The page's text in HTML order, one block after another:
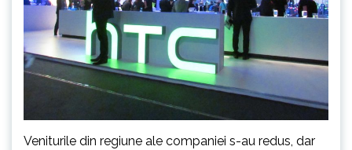
Veniturile din regiune ale companiei s-au redus, dar